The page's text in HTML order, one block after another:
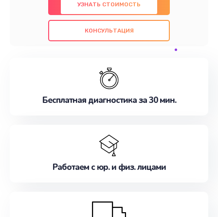
использованием оригинальных компонентов, а
также гарантируем качество всех
проведенных работ. Наша цель - предоставить
наилучшим образом. Не медлите записаться на
УЗНАТЬ СТОИМОСТЬ
КОНСУЛЬТАЦИЯ
Бесплатная диагностика за 30 мин.
Работаем с юр. и физ. лицами